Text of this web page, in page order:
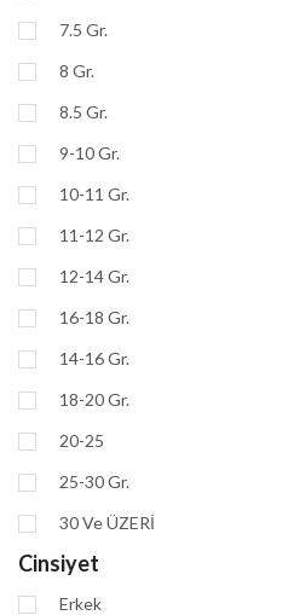
7.5 Gr.
8 Gr.
8.5 Gr.
9-10 Gr.
10-11 Gr.
11-12 Gr.
12-14 Gr.
16-18 Gr.
14-16 Gr.
18-20 Gr.
20-25
25-30 Gr.
30 Ve ÜZERİ
Cinsiyet
Erkek